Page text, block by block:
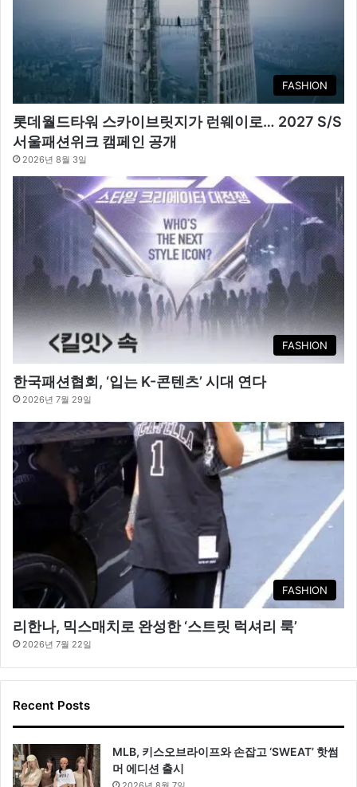
FASHION
롯데월드타워 스카이브릿지가 런웨이로… 2027 S/S
서울패션위크 캠페인 공개
2026년 8월 3일
FASHION
한국패션협회, ‘입는 K-콘텐츠’ 시대 연다
2026년 7월 29일
FASHION
리한나, 믹스매치로 완성한 ‘스트릿 럭셔리 룩’
2026년 7월 22일
Recent Posts
MLB, 키스오브라이프와 손잡고 ‘SWEAT’ 핫썸
머 에디션 출시